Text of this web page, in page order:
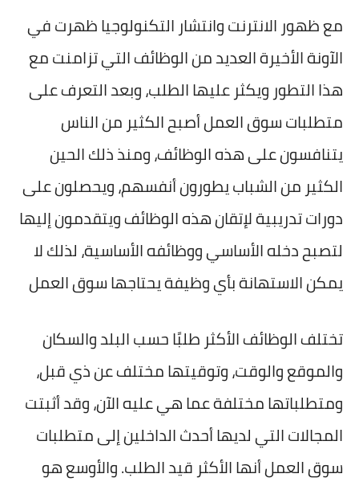
مع ظهور الانترنت وانتشار التكنولوجيا ظهرت في
الآونة الأخيرة العديد من الوظائف التي تزامنت مع
هذا التطور ويكثر عليها الطلب، وبعد التعرف على
متطلبات سوق العمل أصبح الكثير من الناس
يتنافسون على هذه الوظائف، ومنذ ذلك الحين
الكثير من الشباب يطورون أنفسهم، ويحصلون على
دورات تدريبية لإتقان هذه الوظائف ويتقدمون إليها
لتصبح دخله الأساسي ووظائفه الأساسية، لذلك لا
يمكن الاستهانة بأي وظيفة يحتاجها سوق العمل
تختلف الوظائف الأكثر طلبًا حسب البلد والسكان
والموقع والوقت، وتوقيتها مختلف عن ذي قبل،
ومتطلباتها مختلفة عما هي عليه الآن، وقد أثبتت
المجالات التي لديها أحدث الداخلين إلى متطلبات
سوق العمل أنها الأكثر قيد الطلب. والأوسع هو